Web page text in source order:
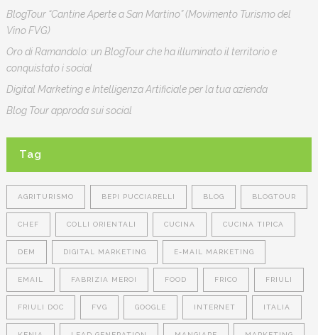
BlogTour “Cantine Aperte a San Martino” (Movimento Turismo del
Vino FVG)
Oro di Ramandolo: un BlogTour che ha illuminato il territorio e
conquistato i social
Digital Marketing e Intelligenza Artificiale per la tua azienda
Blog Tour approda sui social
Tag
AGRITURISMO BEPI PUCCIARELLI BLOG BLOGTOUR
CHEF COLLI ORIENTALI CUCINA CUCINA TIPICA
DEM DIGITAL MARKETING E-MAIL MARKETING
EMAIL FABRIZIA MEROI FOOD FRICO FRIULI
FRIULI DOC FVG GOOGLE INTERNET ITALIA